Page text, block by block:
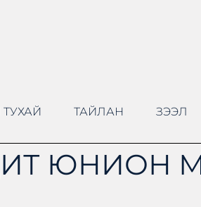
ТАЙЛАН ЗЭЭЛ
ЮНИОН